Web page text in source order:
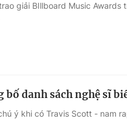
giải BIllboard Music Awards
danh sách nghệ sĩ
ý khi có Travis Scott - nam